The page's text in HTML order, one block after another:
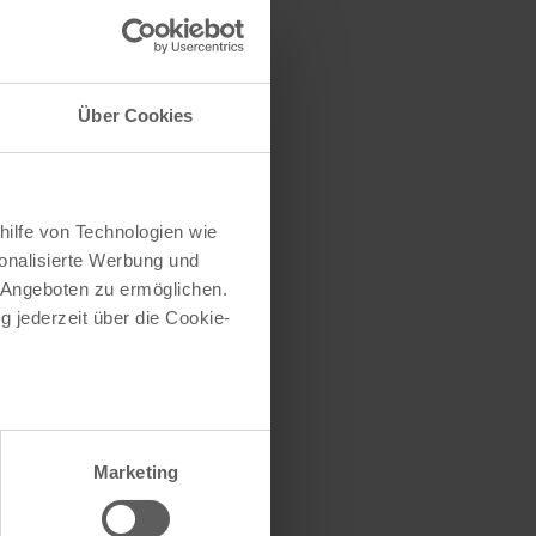
Über Cookies
von Technologien wie
Werbung und
zu ermöglichen.
jederzeit über die Cookie-
sein können
Präferenzen imAbschnitt
Marketing
herausfinden
(oder einen Teil